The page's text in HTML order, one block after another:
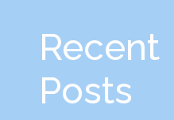
Recent
Posts